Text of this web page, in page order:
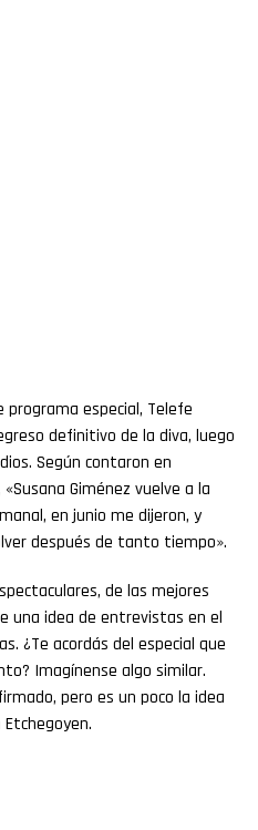
especial, Telefe
definitivo de la diva, luego
Según contaron en
«Susana Giménez vuelve a la
en junio me dijeron, y
después de tanto tiempo».
de las mejores
una idea de entrevistas en el
¿Te acordás del especial que
Imagínense algo similar.
pero es un poco la idea